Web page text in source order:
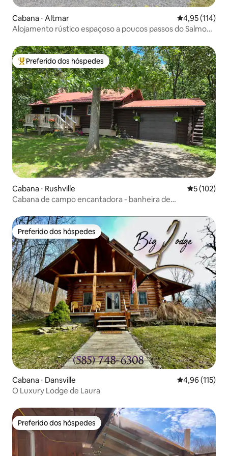
Cabana ⋅ Altmar 4,95 de uma
4,95 (114)
Alojamento rústico espaçoso a poucos passos do Salmon
Entre os melhores preferidos dos hóspedes
Preferido dos hóspedes
Cabana ⋅ Rushville 5 de uma
5 (102)
Cabana de campo encantadora - banheira de
Preferido dos hóspedes
Preferido dos hóspedes
Cabana ⋅ Dansville 4,96 de uma
4,96 (115)
O Luxury Lodge de Laura
Preferido dos hóspedes
Preferido dos hóspedes